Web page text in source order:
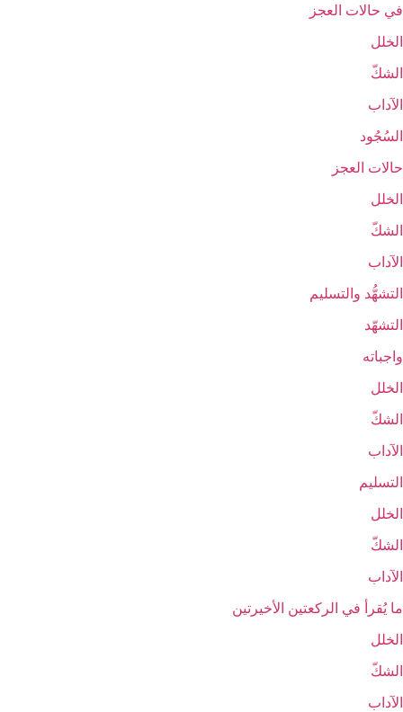
في حالات العجز
الخلل
الشكّ
الآداب
السُجُود
حالات العجز
الخلل
الشكّ
الآداب
التشهُّد والتسليم‏
التشهّد
واجباته
الخلل
الشكّ
الآداب
التسليم
الخلل
الشكّ
الآداب
ما يُقرأ في الركعتين الأخيرتين‏
الخلل
الشكّ
الآداب